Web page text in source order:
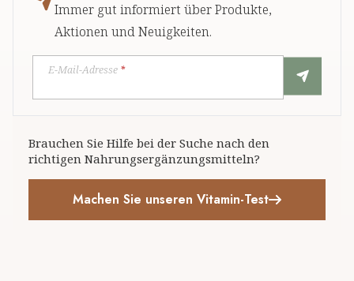
Immer gut informiert über Produkte,
Aktionen und Neuigkeiten.
E-Mail-Adresse *
Brauchen Sie Hilfe bei der Suche nach den
richtigen Nahrungsergänzungsmitteln?
Machen Sie unseren Vitamin-Test